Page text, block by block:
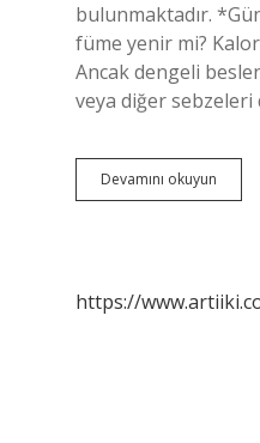
bulunmaktadır.
füme yenir mi?
Ancak dengeli
veya diğer sebzeleri
Devamını okuyun
Dilim
Kalori
https://